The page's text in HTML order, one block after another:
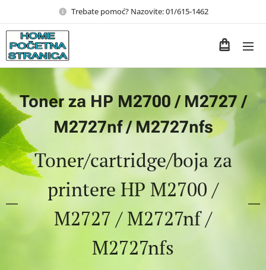
Trebate pomoć? Nazovite: 01/615-1462
Toner za HP M2700 / M2727 /
M2727nf / M2727nfs
Toner/cartridge/boja za
printere HP M2700 /
M2727 / M2727nf /
M2727nfs